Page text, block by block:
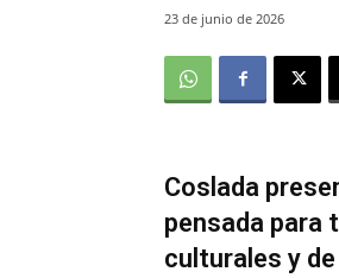
23 de junio de 2026
Coslada
pensada para
culturales y